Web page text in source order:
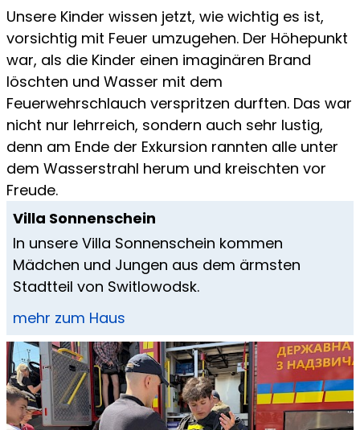
Unsere Kinder wissen jetzt, wie wichtig es ist,
vorsichtig mit Feuer umzugehen. Der Höhepunkt
war, als die Kinder einen imaginären Brand
löschten und Wasser mit dem
Feuerwehrschlauch verspritzen durften. Das war
nicht nur lehrreich, sondern auch sehr lustig,
denn am Ende der Exkursion rannten alle unter
dem Wasserstrahl herum und kreischten vor
Freude.
Villa Sonnenschein
In unsere Villa Sonnenschein kommen
Mädchen und Jungen aus dem ärmsten
Stadtteil von Switlowodsk.
mehr zum Haus